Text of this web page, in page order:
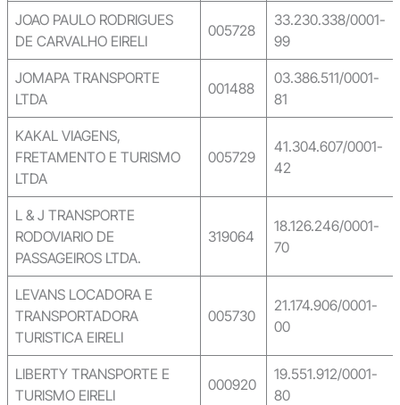
JOAO PAULO RODRIGUES
DE CARVALHO EIRELI
005728
33.230.338/0001-
99
JOMAPA TRANSPORTE
LTDA
001488
03.386.511/0001-
81
KAKAL VIAGENS,
FRETAMENTO E TURISMO
LTDA
005729
41.304.607/0001-
42
L & J TRANSPORTE
RODOVIARIO DE
PASSAGEIROS LTDA.
319064
18.126.246/0001-
70
LEVANS LOCADORA E
TRANSPORTADORA
TURISTICA EIRELI
005730
21.174.906/0001-
00
LIBERTY TRANSPORTE E
TURISMO EIRELI
000920
19.551.912/0001-
80